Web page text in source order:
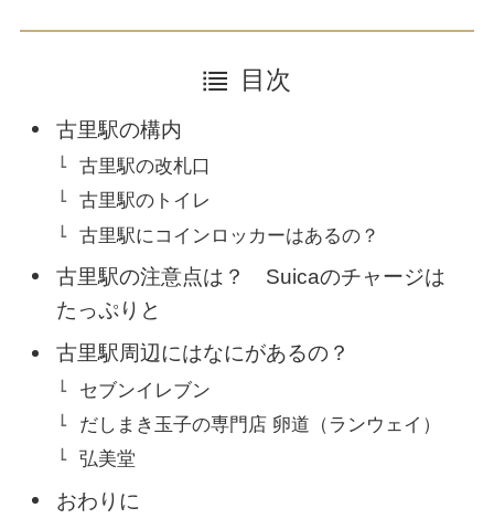
目次
古里駅の構内
古里駅の改札口
古里駅のトイレ
古里駅にコインロッカーはあるの？
古里駅の注意点は？ Suicaのチャージは
たっぷりと
古里駅周辺にはなにがあるの？
セブンイレブン
だしまき玉子の専門店 卵道（ランウェイ）
弘美堂
おわりに